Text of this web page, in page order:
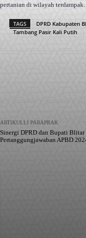
pertanian di wilayah terdampak.
TAGS DPRD Kabupaten
Tambang Pasir Kali Putih
ARTIKULLI PARAPRAK
Sinergi DPRD dan Bupati Blitar
Pertanggungjawaban APBD